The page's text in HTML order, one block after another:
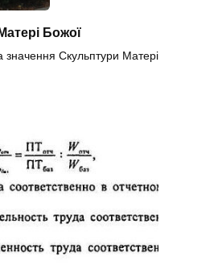
Божої
значення Скульптури Матері